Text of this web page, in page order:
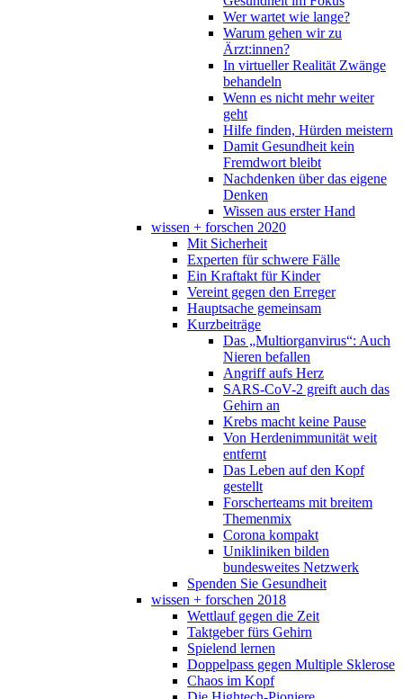
Wer wartet wie lange?
Warum gehen wir zu
Ärzt:innen?
In virtueller Realität Zwänge
behandeln
Wenn es nicht mehr weiter
geht
Hilfe finden, Hürden meistern
Damit Gesundheit kein
Fremdwort bleibt
Nachdenken über das eigene
Denken
Wissen aus erster Hand
wissen + forschen 2020
Mit Sicherheit
Experten für schwere Fälle
Ein Kraftakt für Kinder
Vereint gegen den Erreger
Hauptsache gemeinsam
Kurzbeiträge
Das „Multiorganvirus“: Auch
Nieren befallen
Angriff aufs Herz
SARS-CoV-2 greift auch das
Gehirn an
Krebs macht keine Pause
Von Herdenimmunität weit
entfernt
Das Leben auf den Kopf
gestellt
Forscherteams mit breitem
Themenmix
Corona kompakt
Unikliniken bilden
bundesweites Netzwerk
Spenden Sie Gesundheit
wissen + forschen 2018
Wettlauf gegen die Zeit
Taktgeber fürs Gehirn
Spielend lernen
Doppelpass gegen Multiple Sklerose
Chaos im Kopf